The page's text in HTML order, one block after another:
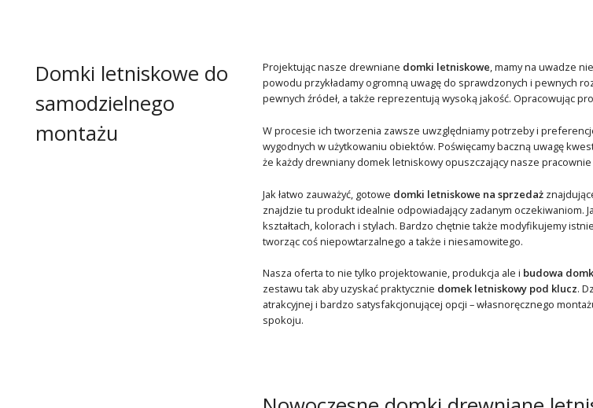
Domki letniskowe do
samodzielnego
montażu
Projektując nasze drewniane domki letniskowe, mamy na uwadze
powodu przykładamy ogromną uwagę do sprawdzonych i pewnych
pewnych źródeł, a także reprezentują wysoką jakość. Opracowując
W procesie ich tworzenia zawsze uwzględniamy potrzeby i
wygodnych w użytkowaniu obiektów. Poświęcamy baczną uwagę
że każdy drewniany domek letniskowy opuszczający nasze pracownie
Jak łatwo zauważyć, gotowe domki letniskowe na sprzedaż
znajdzie tu produkt idealnie odpowiadający zadanym oczekiwaniom.
kształtach, kolorach i stylach. Bardzo chętnie także modyfikujemy
tworząc coś niepowtarzalnego a także i niesamowitego.
Nasza oferta to nie tylko projektowanie, produkcja ale i budowa
zestawu tak aby uzyskać praktycznie domek letniskowy pod klucz.
atrakcyjnej i bardzo satysfakcjonującej opcji – własnoręcznego
spokoju.